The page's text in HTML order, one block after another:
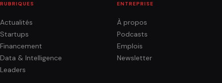
RUBRIQUES
Actualités
Startups
Financement
Data & Intelligence
Leaders
ENTREPRISE
À propos
Podcasts
Emplois
Newsletter